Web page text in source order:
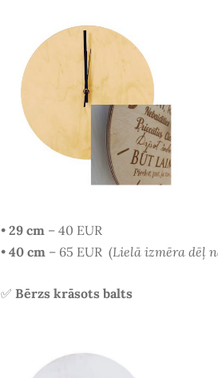
• 29 cm – 40 EUR
• 40 cm – 65 EUR (Lielā izmēra dēļ
✅ Bērzs krāsots balts